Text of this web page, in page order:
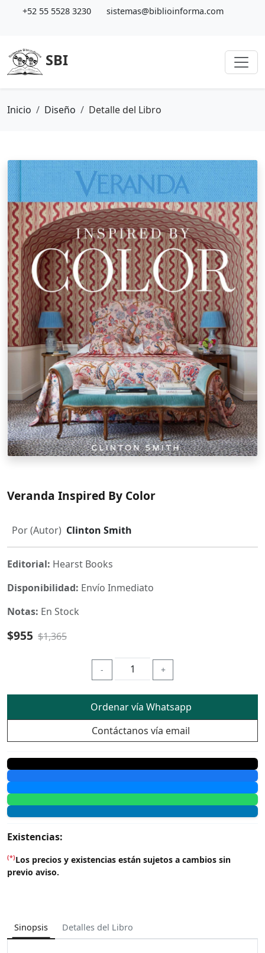
+52 55 5528 3230 sistemas@biblioinforma.com
SBI
Inicio Diseño Detalle del Libro
Veranda Inspired By Color
Por (Autor) Clinton Smith
Editorial: Hearst Books
Disponibilidad: Envío Inmediato
Notas: En Stock
$955 $1,365
- +
Ordenar vía Whatsapp
Contáctanos vía email
Existencias:
(*)Los precios y existencias están sujetos a cambios sin
previo aviso.
Sinopsis Detalles del Libro